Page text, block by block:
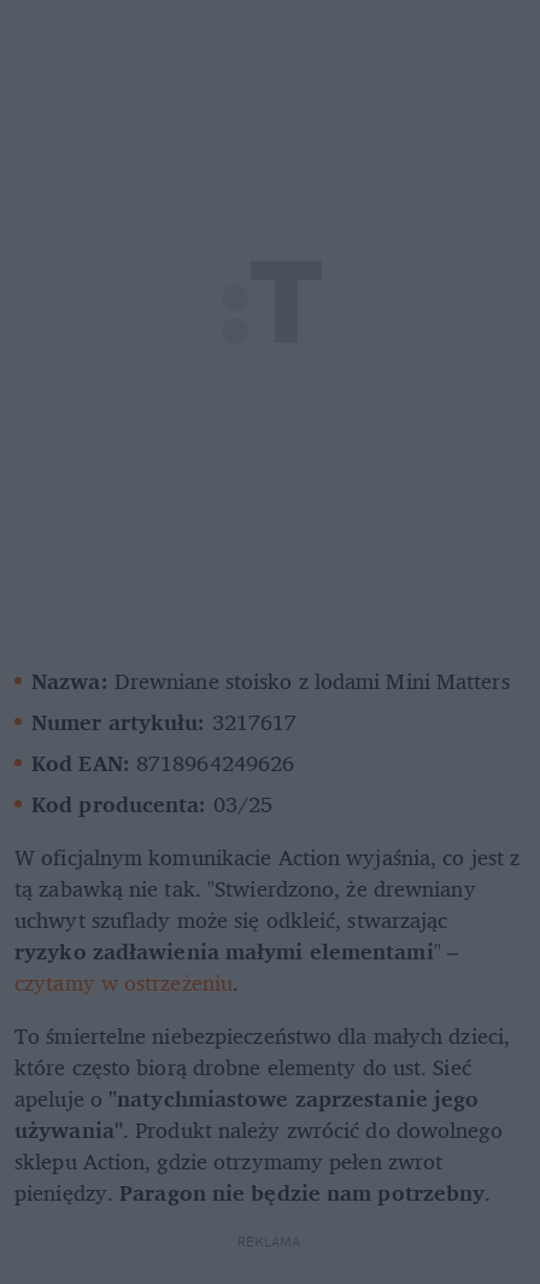
Nazwa: Drewniane stoisko z lodami Mini Matters
Numer artykułu: 3217617
Kod EAN: 8718964249626
Kod producenta: 03/25
W oficjalnym komunikacie Action wyjaśnia, co jest z
tą zabawką nie tak. "Stwierdzono, że drewniany
ryzyko zadławienia małymi elementami
" –
czytamy w ostrzeżeniu.
To śmiertelne niebezpieczeństwo dla małych dzieci,
które często biorą drobne elementy do ust. Sieć
apeluje o "natychmiastowe zaprzestanie jego
używania". Produkt należy zwrócić do dowolnego
sklepu Action, gdzie otrzymamy pełen zwrot
pieniędzy. Paragon nie będzie nam potrzebny.
REKLAMA